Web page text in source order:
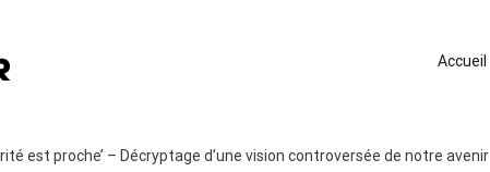
Accueil
est proche’ – Décryptage d’une vision controversée de notre avenir